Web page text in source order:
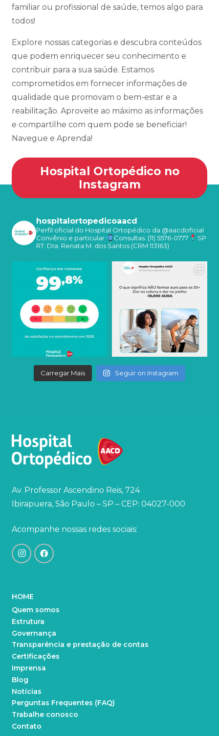
familiar ou profissional de saúde, temos algo para
todos!
Explore nossas categorias e descubra conteúdos
que podem enriquecer seu conhecimento e
contribuir para a sua saúde. Estamos
comprometidos em fornecer informações de
qualidade que promovam o bem-estar e a
reabilitação. Aproveite ao máximo as informações
e compartilhe com quem pode se beneficiar!
Navegue e Aprenda!
Hospital Ortopédico no
Instagram
hospitalortopedicoaacd
Perfil oficial do Hospital Ortopédico da @aacdoficial
Convênio e particular
Consultas: (11) 5576-0777
SP
RT: Dra. Renata M. dos Santos (CRM 113163)
Carregar Mais Seguir on Instagram
Av. Professor Ascendino Reis, 724
Ibirapuera, São Paulo – SP – CEP: 04027-000
Acompanhe nossas redes sociais:
HOME
Quem somos
Estrutura
Governança
Transparência e prestação de contas
Certificações
Imprensa
Blog
Notícias
Perguntas Frequentes (FAQ)
Trabalhe conosco
Contato